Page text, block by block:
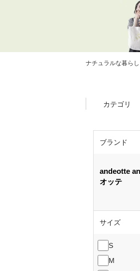
ナチュラルな暮ら
カテゴリ
ブランド
andeotte
オッテ
サイズ
S
M